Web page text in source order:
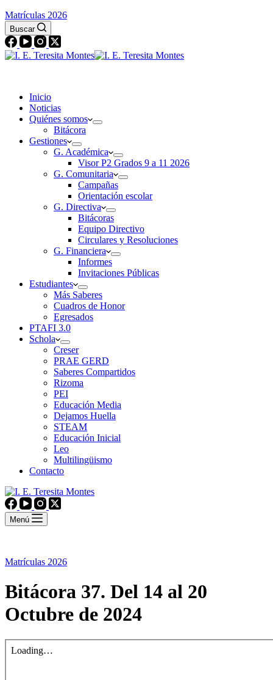
Matrículas 2026
Buscar
Inicio
Noticias
Quiénes somos
Bitácora
Gestiones
G. Académica
Visor P2 Grados 9 a 11 2026
G. Comunitaria
Campañas
Orientación escolar
G. Directiva
Bitácoras
Equipo Directivo
Circulares y Resoluciones
G. Financiera
Informes
Invitaciones Públicas
Estudiantes
Más Saberes
Cuadros de Honor
Egresados
PTAFI 3.0
Schola
Creser
PRAE GERD
Saberes Compartidos
Rizoma
PEI
Educación Media
Dejamos Huella
STEAM
Educación Inicial
Leo
Multilingüismo
Contacto
Menú
Matrículas 2026
Bitácora 37. Del 14 al 20
Octubre de 2024